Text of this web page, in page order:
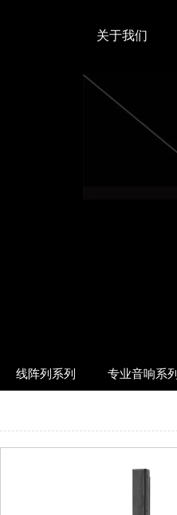
关于我们
线阵列系列 专业音响系列